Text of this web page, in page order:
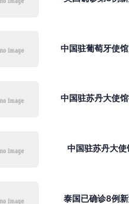
中国驻葡萄牙使
中国驻苏丹大使
中国驻苏丹大
泰国已确诊8例